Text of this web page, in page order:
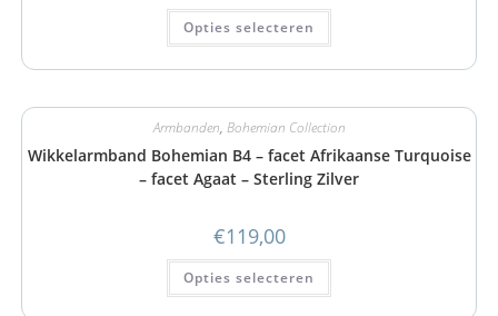
Opties selecteren
Armbanden, Bohemian Collection
Wikkelarmband Bohemian B4 – facet Afrikaanse Turquoise
– facet Agaat – Sterling Zilver
€119,00
Opties selecteren